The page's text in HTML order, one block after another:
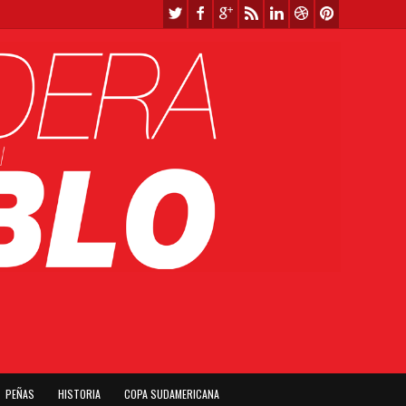
PEÑAS HISTORIA COPA SUDAMERICANA